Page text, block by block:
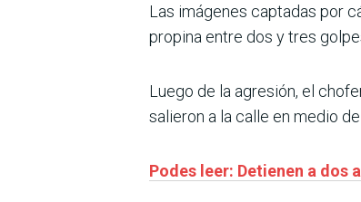
Las imágenes captadas por
propina entre dos y tres
Luego de la agresión, el
salieron a la calle en medio
Podes leer: Detienen a dos